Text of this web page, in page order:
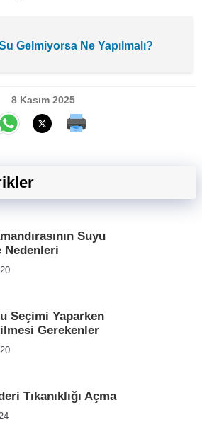
Gelmiyorsa Ne Yapılmalı?
8 Kasım 2025
Suyu
Nedenleri
Seçimi Yaparken
Gerekenler
Tıkanıklığı Açma